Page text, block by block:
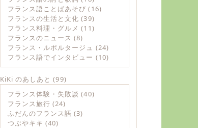
フランス語ことばあそび (16)
フランスの生活と文化 (39)
フランス料理・グルメ (11)
フランスのニュース (8)
フランス・ルポルタージュ (24)
フランス語でインタビュー (10)
KiKi のあしあと (99)
フランス体験・失敗談 (40)
フランス旅行 (24)
ふだんのフランス語 (3)
つぶやキキ (40)